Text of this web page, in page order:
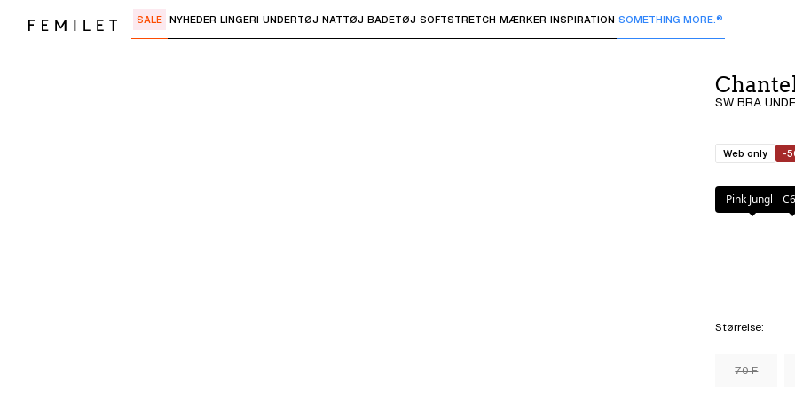
Brug "Pil ned" eller "Enter" til at åbne undermenuer og "Pil op" eller "Escape" for at vende tilbage
SALE NYHEDER LINGERI UNDERTØJ NATTØJ BADETØJ SOFTSTRETCH MÆRKER INSPIRATION SOMETHING MORE.®
SW BRA
Web only -
Farve: Pink
Pink Jungle
Størrelse:
70 F